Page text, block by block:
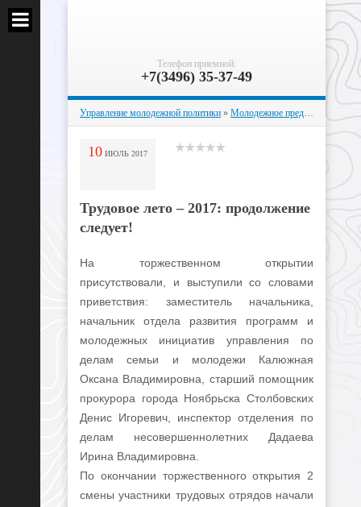
Телефон приемной:
+7(3496) 35-37-49
Управление молодежной политики » Молодежное предпринимательство и профориентация
10 ИЮЛЬ 2017
Трудовое лето – 2017: продолжение
следует!
На торжественном открытии
присутствовали, и выступили со словами
приветствия: заместитель начальника,
начальник отдела развития программ и
молодежных инициатив управления по
делам семьи и молодежи Калюжная
Оксана Владимировна, старший помощник
прокурора города Ноябрьска Столбовских
Денис Игоревич, инспектор отделения по
делам несовершеннолетних Дадаева
Ирина Владимировна.
По окончании торжественного открытия 2
смены участники трудовых отрядов начали